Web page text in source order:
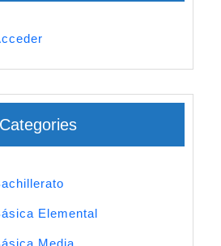
Categories
Elemental
Media